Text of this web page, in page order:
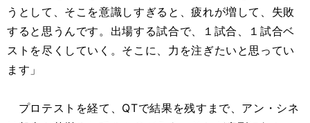
うとして、そこを意識しすぎると、疲れが増して、失敗
すると思うんです。出場する試合で、１試合、１試合ベ
ストを尽くしていく。そこに、力を注ぎたいと思ってい
ます」
プロテストを経て、QTで結果を残すまで、アン・シネ